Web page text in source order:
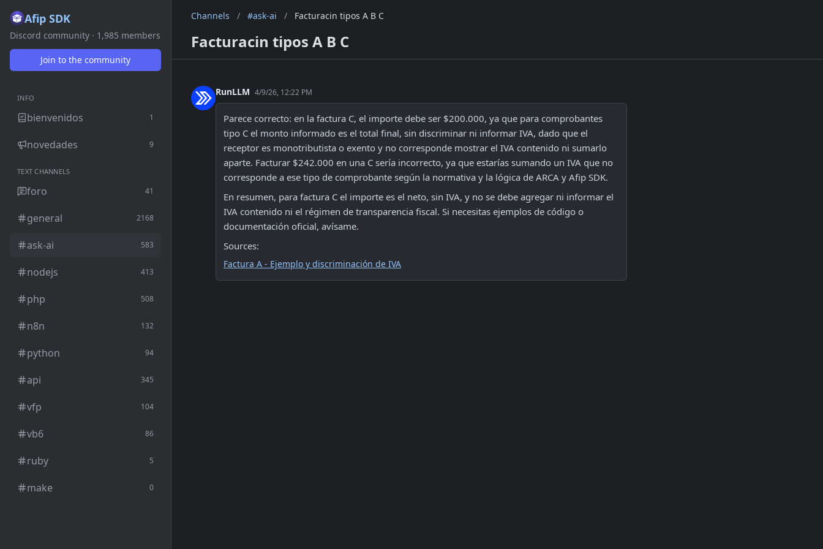
Afip SDK
Discord community · 1,985 members
Join to the community
INFO
bienvenidos 1
novedades 9
TEXT CHANNELS
foro 41
general 2168
ask-ai 583
nodejs 413
php 508
n8n 132
python 94
api 345
vfp 104
vb6 86
ruby 5
make 0
Channels / #ask-ai / Facturacin tipos A B C
Facturacin tipos A B C
RunLLM 4/9/26, 12:22 PM
Parece correcto: en la factura C, el importe debe ser $200.000, ya que para comprobantes
tipo C el monto informado es el total final, sin discriminar ni informar IVA, dado que el
receptor es monotributista o exento y no corresponde mostrar el IVA contenido ni sumarlo
aparte. Facturar $242.000 en una C sería incorrecto, ya que estarías sumando un IVA que no
corresponde a ese tipo de comprobante según la normativa y la lógica de ARCA y Afip SDK.
En resumen, para factura C el importe es el neto, sin IVA, y no se debe agregar ni informar el
IVA contenido ni el régimen de transparencia fiscal. Si necesitas ejemplos de código o
documentación oficial, avísame.
Sources:
Factura A - Ejemplo y discriminación de IVA